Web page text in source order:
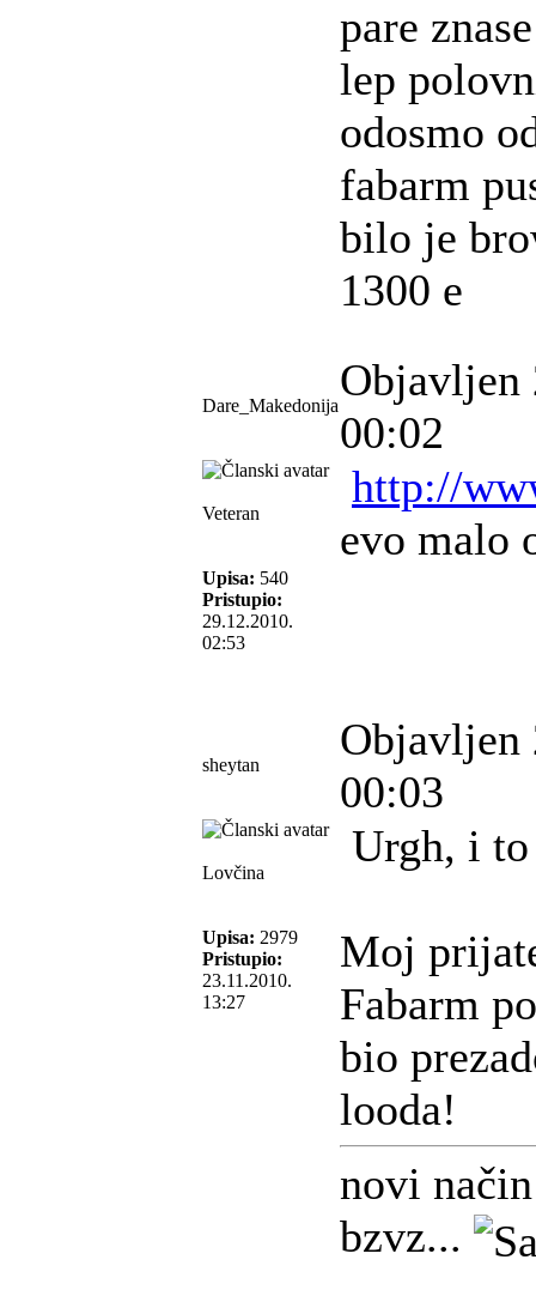
pare
lep
odosmo
fabarm
bilo je
1300 e
Dare_Makedonija
Objavljen
00:02
Veteran
Upisa: 540
Pristupio:
29.12.2010.
02:53
http://
evo malo
sheytan
Objavljen
00:03
Lovčina
Upisa: 2979
Pristupio:
23.11.2010.
13:27
Urgh, i
Moj
Fabarm
bio
looda!
novi
bzvz...